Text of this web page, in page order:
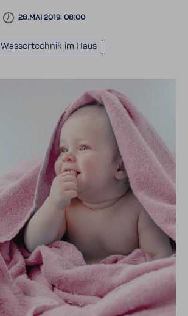
28.MAI 2019, 08:00
Wasser­technik im Haus